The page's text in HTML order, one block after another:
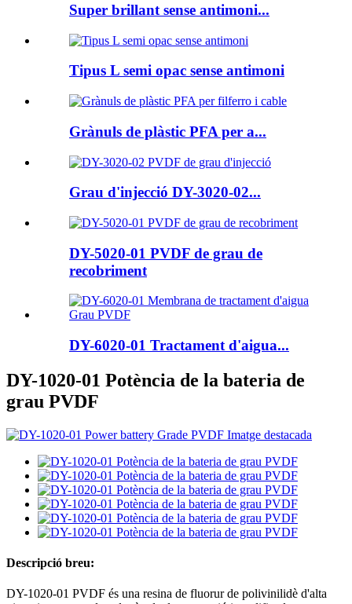
Super brillant sense antimoni...
Tipus L semi opac sense antimoni
Grànuls de plàstic PFA per a...
Grau d'injecció DY-3020-02...
DY-5020-01 PVDF de grau de
recobriment
DY-6020-01 Tractament d'aigua...
DY-1020-01 Potència de la bateria de
grau PVDF
Descripció breu:
DY-1020-01 PVDF és una resina de fluorur de polivinilidè d'alta